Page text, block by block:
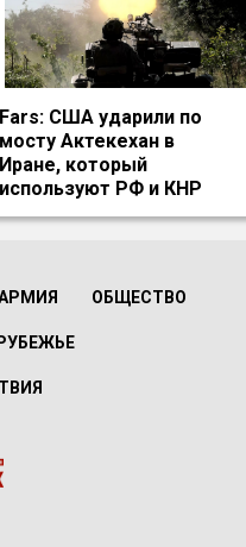
Fars: США ударили по
мосту Актекехан в
Иране, который
используют РФ и КНР
ОБЩЕСТВО